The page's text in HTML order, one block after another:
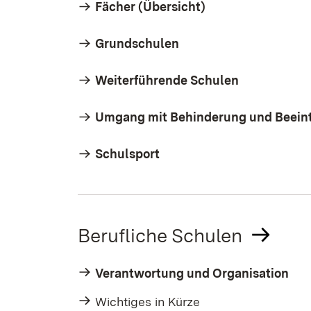
Fächer (Übersicht)
Grundschulen
Weiterführende Schulen
Umgang mit Behinderung und
Schulsport
Berufliche Schulen
Verantwortung und Organisation
Wichtiges in Kürze